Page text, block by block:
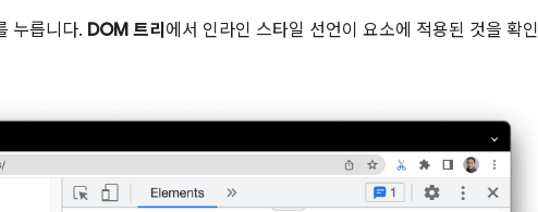
누릅니다. DOM 트리 에서 인라인 스타일 선언이 요소에 적용된 것을 확인